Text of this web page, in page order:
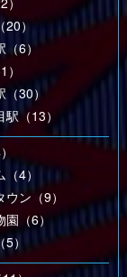
20）
（6）
（30）
（13）
4）
ン（9）
園（6）
5）